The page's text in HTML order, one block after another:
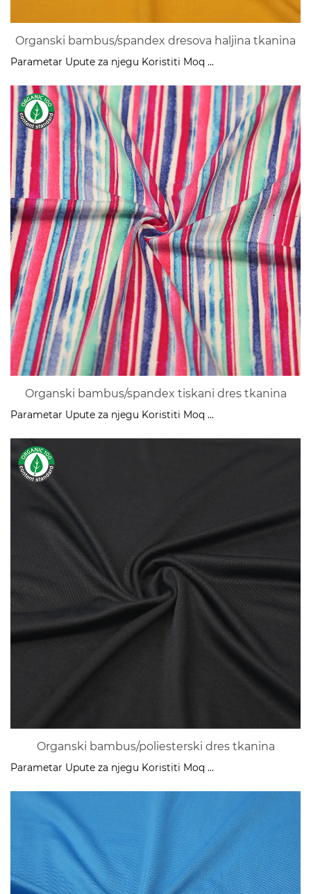
Organski bambus/spandex dresova haljina tkanina
Parametar Upute za njegu Koristiti Moq ...
Organski bambus/spandex tiskani dres tkanina
Parametar Upute za njegu Koristiti Moq ...
Organski bambus/poliesterski dres tkanina
Parametar Upute za njegu Koristiti Moq ...